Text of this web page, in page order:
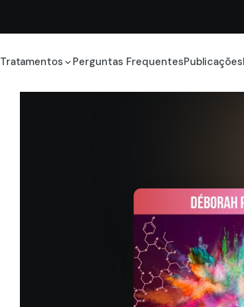
Tratamentos Perguntas FrequentesPublicações